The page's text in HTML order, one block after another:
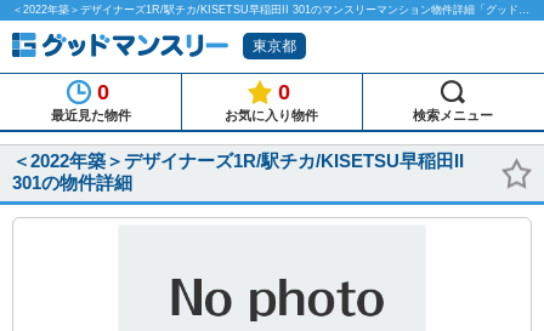
＜2022年築＞デザイナーズ1R/駅チカ/KISETSU早稲田II 301のマンスリーマンション物件詳細「グッドマンスリー」
東京都
0
最近見た物件
0
お気に入り物件 検索メニュー
＜2022年築＞デザイナーズ1R/駅チカ/KISETSU早稲田II
301の物件詳細